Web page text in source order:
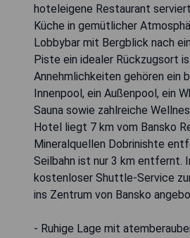
hoteleigene Restaurant
Küche in gemütlicher
Lobbybar mit Bergblick nach
Piste ein idealer Rückzugsort
Annehmlichkeiten gehören ein
Innenpool, ein Außenpool, ein
Sauna sowie zahlreiche
Hotel liegt 7 km vom Bansko
Mineralquellen Dobrinishte
Seilbahn ist nur 3 km entfernt.
kostenloser Shuttle-Service
ins Zentrum von Bansko
- Ruhige Lage mit